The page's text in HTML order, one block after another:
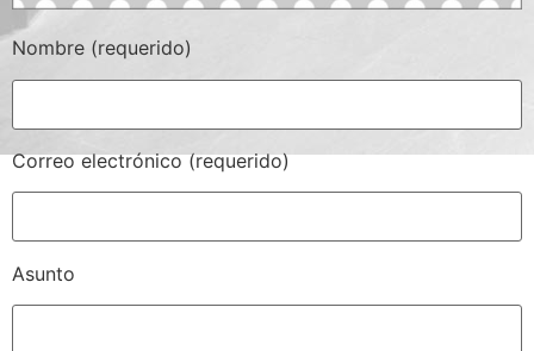
Nombre (requerido)
Correo electrónico (requerido)
Asunto